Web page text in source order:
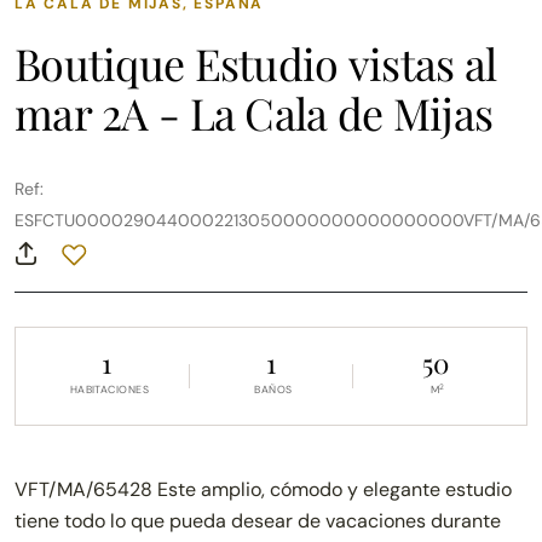
Boutique Estudio vistas al
mar 2A - La Cala de Mijas
Ref:
ESFCTU0000290440002213050000000000000000VFT/MA/
1
HABITACIONES
1
BAÑOS
50
M2
VFT/MA/65428 Este amplio, cómodo y elegante estudio
tiene todo lo que pueda desear de vacaciones durante